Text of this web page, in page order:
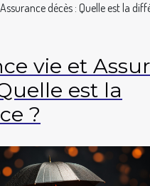
décès : Quelle est la
vie et
est la
?